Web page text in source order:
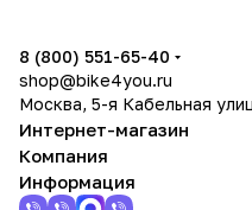
8 (800) 551-65-40
shop@bike4you.ru
Москва, 5-я Кабельная
Интернет-магазин
Компания
Информация